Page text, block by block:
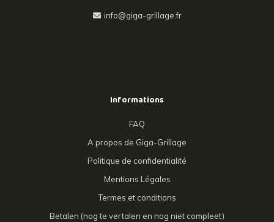
info@giga-grillage.fr
Informations
FAQ
A propos de Giga-Grillage
Politique de confidentialité
Mentions Légales
Termes et conditions
Betalen (nog te vertalen en nog niet compleet)